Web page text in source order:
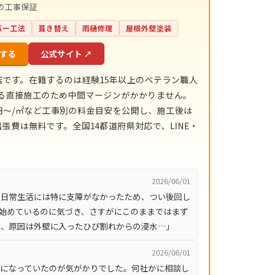
工事保証
ー工法 葺き替え 雨樋修理 屋根外壁塗装
る 公式サイト ↗
す。在籍するのは経験15年以上のベテラン職人
接施工のため中間マージンがかかりません。
/㎡など工事別の料金目安を公開し、施工後は
費は無料です。全国14都道府県対応で、LINE・
2026/06/01
常生活には特に支障がなかったため、つい後回し
めているのに気づき、さすがにこのままではまず
原因は外壁に入ったひび割れからの浸水…」
2026/06/01
なっていたのが気がかりでした。何社かに相談し